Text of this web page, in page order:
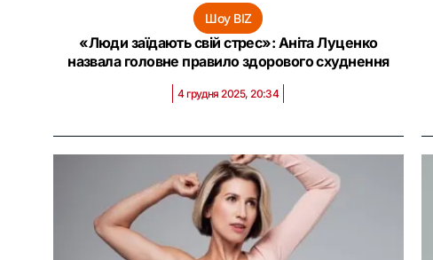
Шоу BIZ
«Люди заїдають свій стрес»: Аніта Луценко
назвала головне правило здорового схуднення
4 грудня 2025, 20:34